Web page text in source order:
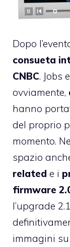
Dopo
consueta
CNBC. Jobs
ovviamente,
hanno
del proprio
momento.
spazio
related e i
firmware
l’upgrade 2.1
immagini